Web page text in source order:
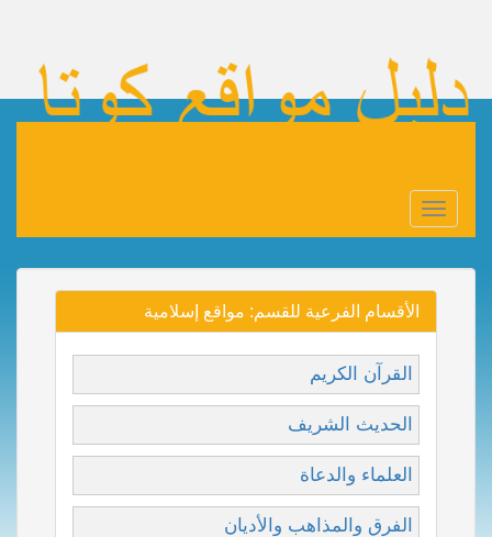
Toggle
navigation
الأقسام الفرعية للقسم: مواقع إسلامية
القرآن الكريم
الحديث الشريف
العلماء والدعاة
الفرق والمذاهب والأديان